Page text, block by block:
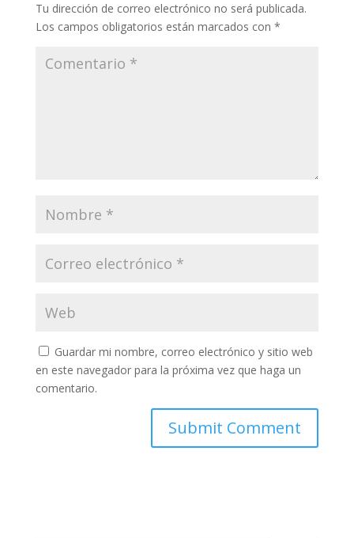
Tu dirección de correo electrónico no será publicada.
Los campos obligatorios están marcados con *
Guardar mi nombre, correo electrónico y sitio web
en este navegador para la próxima vez que haga un
comentario.